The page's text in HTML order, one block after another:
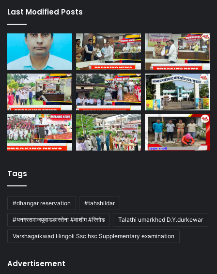
Last Modified Posts
Tags
#dhangar reservation #tahshildar
#धनगरसमाजयूवामल्हारसेना #वाशीम #रिसोड Talathi umarkhed D.Y.durkewar
Varshagaikwad Hingoli Ssc hsc Supplementary examination
Advertisement